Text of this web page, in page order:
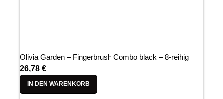
Olivia Garden – Fingerbrush Combo black – 8-reihig
26,78 €
IN DEN WARENKORB